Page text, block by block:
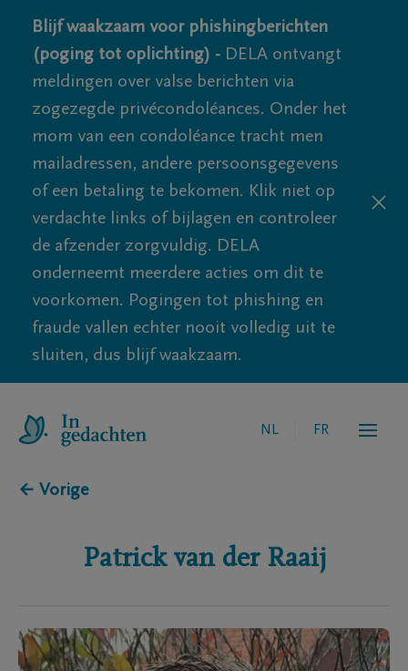
Blijf waakzaam voor phishingberichten
(poging tot oplichting) - DELA ontvangt
meldingen over valse berichten via
zogezegde privécondoléances. Onder het
mom van een condoléance tracht men
mailadressen, andere persoonsgegevens
of een betaling te bekomen. Klik niet op
verdachte links of bijlagen en controleer
de afzender zorgvuldig. DELA
onderneemt meerdere acties om dit te
voorkomen. Pogingen tot phishing en
fraude vallen echter nooit volledig uit te
sluiten, dus blijf waakzaam.
NL FR
← Vorige
Patrick van der Raaij